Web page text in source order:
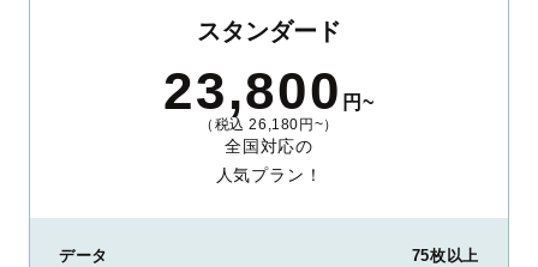
スタンダード
23,800 円~
（税込 26,180円~）
全国対応の
人気プラン！
データ
75枚以上